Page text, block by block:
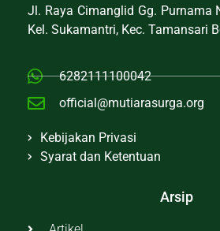
Jl. Raya Cimanglid Gg. Purnama
Kel. Sukamantri, Kec. Tamansari
6282111100042
official@mutiarasurga.org
Kebijakan Privasi
Syarat dan Ketentuan
Arsip